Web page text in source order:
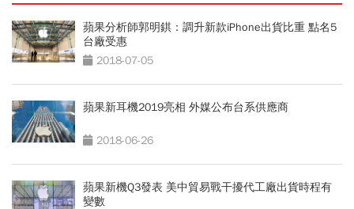
蘋果分析師郭明錤：調升新款iPhone出貨比重 點名5
台廠受惠
2018-07-05
蘋果新耳機2019亮相 外媒公布台系供應商
2018-06-26
蘋果新機Q3發表 美中貿易戰干擾代工廠出貨時程有
變數